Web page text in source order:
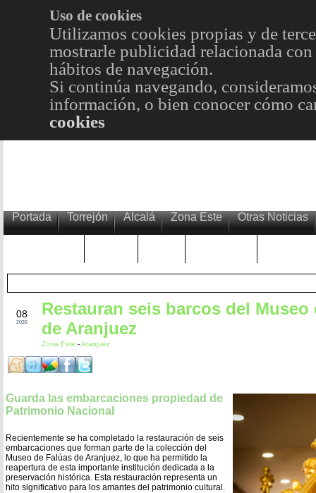
Uso de cookies
Utilizamos cookies propias y de
mostrarle publicidad relacionada
hábitos de navegación.
Si continúa navegando,
información, o bien conocer cómo
cookies
Portada Torrejón Alcalá Zona Este Otras Noticias
08
2026
Restauran seis barcos del Museo
de Aranjuez
Zona Este -Aranjuez
Guarda las embarcaciones propiedad de
Patrimonio Nacional
Recientemente se ha completado la restauración de seis
embarcaciones que forman parte de la colección del
Museo de Falúas de Aranjuez, lo que ha permitido la
reapertura de esta importante institución dedicada a la
preservación histórica. Esta restauración representa un
hito significativo para los amantes del patrimonio cultural.